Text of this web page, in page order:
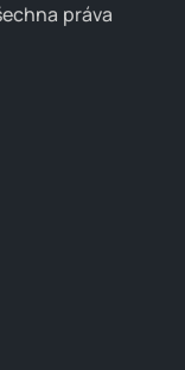
práva